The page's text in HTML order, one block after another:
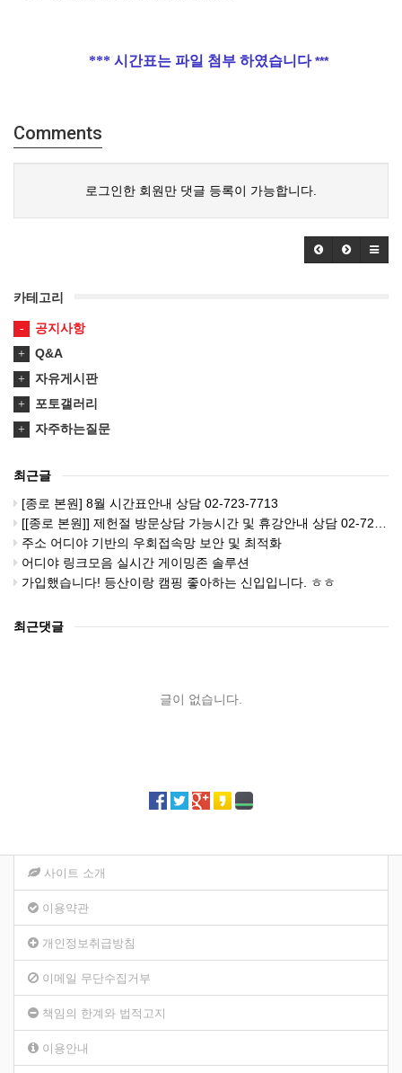
*** 시간표는 파일 첨부 하였습니다 ***
Comments
로그인한 회원만 댓글 등록이 가능합니다.
카테고리
공지사항
Q&A
자유게시판
포토갤러리
자주하는질문
최근글
[종로 본원] 8월 시간표안내 상담 02-723-7713
[[종로 본원]] 제헌절 방문상담 가능시간 및 휴강안내 상담 02-723-7713
주소 어디야 기반의 우회접속망 보안 및 최적화
어디야 링크모음 실시간 게이밍존 솔루션
가입했습니다! 등산이랑 캠핑 좋아하는 신입입니다. ㅎㅎ
최근댓글
글이 없습니다.
사이트 소개
이용약관
개인정보취급방침
이메일 무단수집거부
책임의 한계와 법적고지
이용안내